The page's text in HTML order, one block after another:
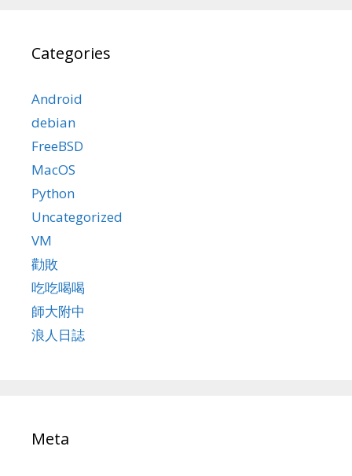
Categories
Android
debian
FreeBSD
MacOS
Python
Uncategorized
VM
勸敗
吃吃喝喝
師大附中
浪人日誌
Meta